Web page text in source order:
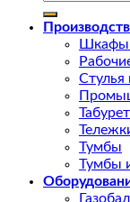
Шкафы
Стулья
Тумбы
Тумбы